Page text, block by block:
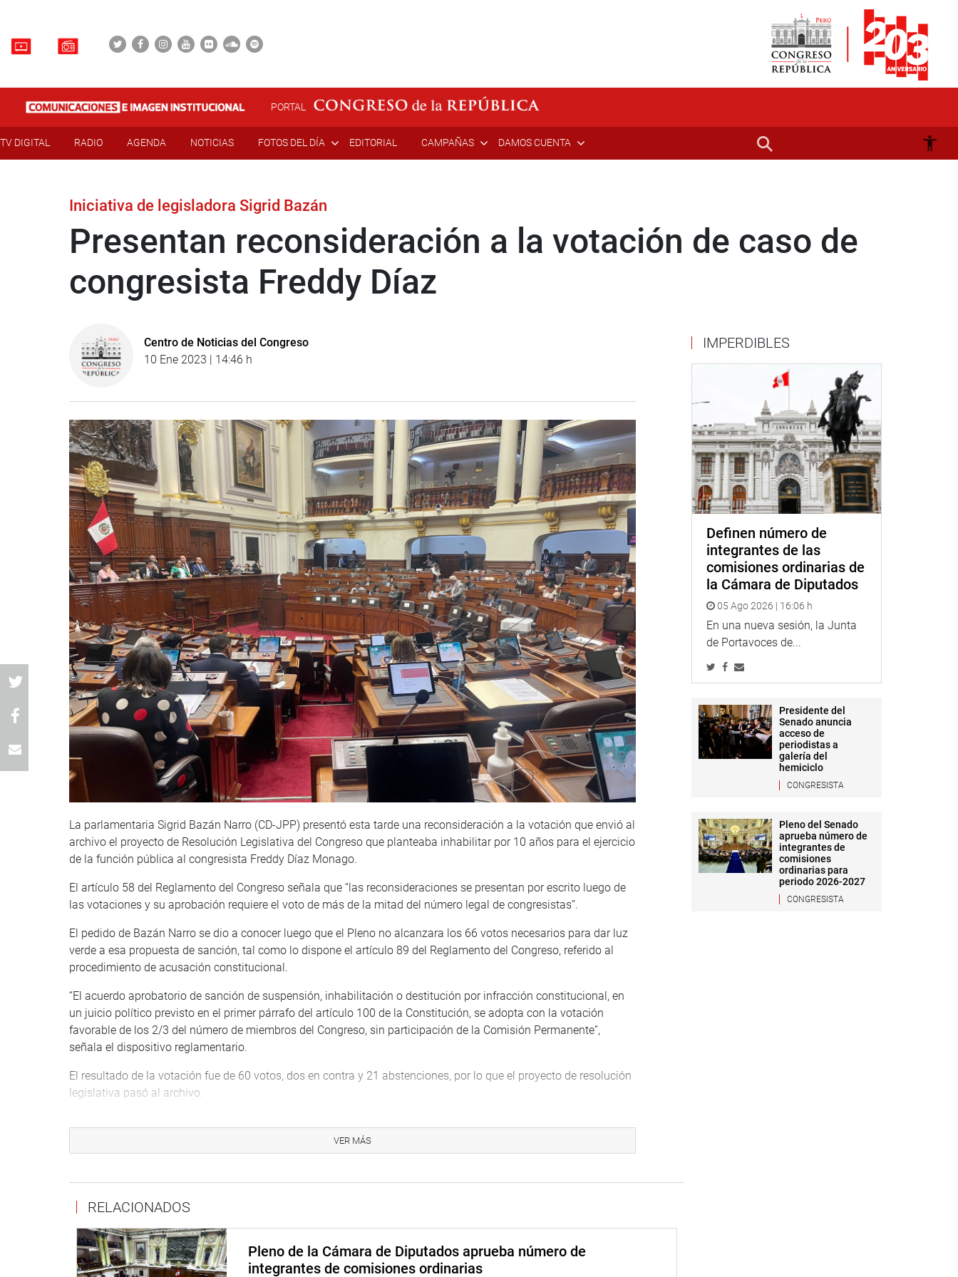
PORTAL
TV DIGITAL RADIO AGENDA NOTICIAS FOTOS DEL DÍA EDITORIAL CAMPAÑAS DAMOS CUENTA
Iniciativa de legisladora Sigrid Bazán
Presentan reconsideración a la votación de caso de
congresista Freddy Díaz
Centro de Noticias del Congreso
10 Ene 2023 | 14:46 h
La parlamentaria Sigrid Bazán Narro (CD-JPP) presentó esta tarde una reconsideración a la votación que envió al
archivo el proyecto de Resolución Legislativa del Congreso que planteaba inhabilitar por 10 años para el ejercicio
de la función pública al congresista Freddy Díaz Monago.
El artículo 58 del Reglamento del Congreso señala que “las reconsideraciones se presentan por escrito luego de
las votaciones y su aprobación requiere el voto de más de la mitad del número legal de congresistas”.
El pedido de Bazán Narro se dio a conocer luego que el Pleno no alcanzara los 66 votos necesarios para dar luz
verde a esa propuesta de sanción, tal como lo dispone el artículo 89 del Reglamento del Congreso, referido al
procedimiento de acusación constitucional.
“El acuerdo aprobatorio de sanción de suspensión, inhabilitación o destitución por infracción constitucional, en
un juicio político previsto en el primer párrafo del artículo 100 de la Constitución, se adopta con la votación
favorable de los 2/3 del número de miembros del Congreso, sin participación de la Comisión Permanente”,
señala el dispositivo reglamentario.
El resultado de la votación fue de 60 votos, dos en contra y 21 abstenciones, por lo que el proyecto de resolución
legislativa pasó al archivo.
procedimiento, como el cumplimiento de todas las fases y plazos, y el derecho del denunciado a ser oído y ser
asistido por su defensa técnica.
La presidenta de la Subcomisión de Acusaciones Constitucionales agregó que la decisión arribada en el informe
VER MÁS
RELACIONADOS
Pleno de la Cámara de Diputados aprueba número de
integrantes de comisiones ordinarias
IMPERDIBLES
Definen número de
integrantes de las
comisiones ordinarias de
la Cámara de Diputados
05 Ago 2026 | 16:06 h
En una nueva sesión, la Junta
de Portavoces de...
Presidente del
Senado anuncia
acceso de
periodistas a
galería del
hemiciclo
CONGRESISTA
Pleno del Senado
aprueba número de
integrantes de
comisiones
ordinarias para
periodo 2026-2027
CONGRESISTA